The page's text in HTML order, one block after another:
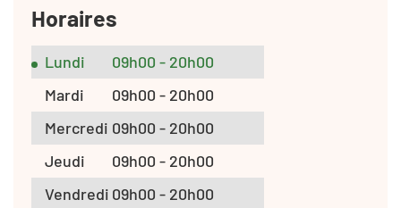
Horaires
Lundi
09h00 - 20h00
Mardi
09h00 - 20h00
Mercredi 09h00 - 20h00
Jeudi
09h00 - 20h00
Vendredi 09h00 - 20h00